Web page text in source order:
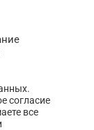
согласие
все